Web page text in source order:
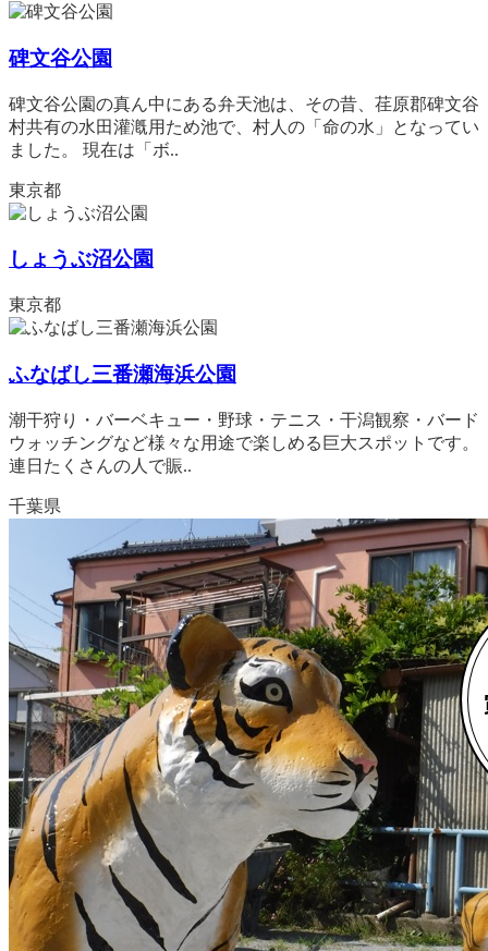
碑文谷公園
碑文谷公園の真ん中にある弁天池は、その昔、荏原郡碑文谷
村共有の水田灌漑用ため池で、村人の「命の水」となってい
ました。 現在は「ボ..
東京都
しょうぶ沼公園
東京都
ふなばし三番瀬海浜公園
潮干狩り・バーベキュー・野球・テニス・干潟観察・バード
ウォッチングなど様々な用途で楽しめる巨大スポットです。
連日たくさんの人で賑..
千葉県